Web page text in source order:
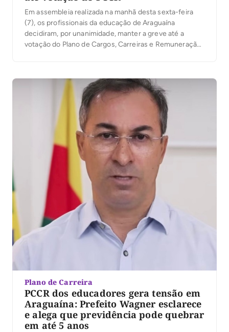
Em assembleia realizada na manhã desta sexta-feira
(7), os profissionais da educação de Araguaína
decidiram, por unanimidade, manter a greve até a
votação do Plano de Cargos, Carreiras e Remuneração
em Educação do Tocantins (Sintet) e a gestão
municipal, que contou […]
Plano de Carreira
PCCR dos educadores gera tensão em
Araguaína: Prefeito Wagner esclarece
e alega que previdência pode quebrar
em até 5 anos